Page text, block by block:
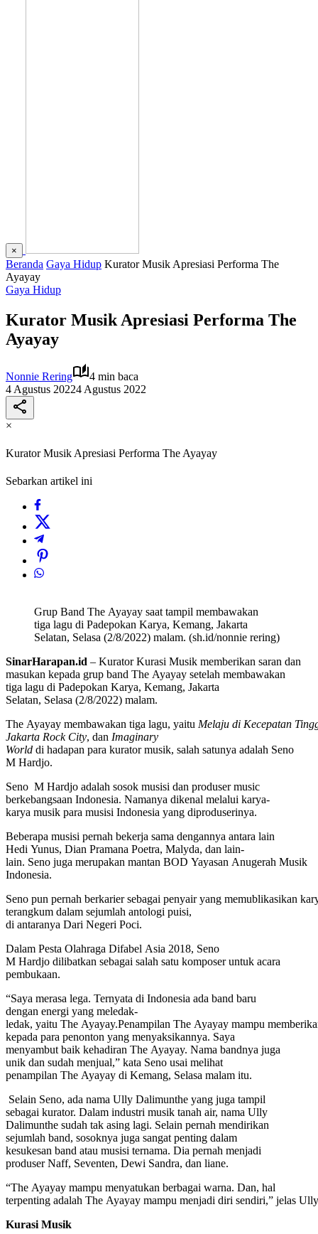
×
Beranda Gaya Hidup Kurator Musik Apresiasi Performa The
Ayayay
Gaya Hidup
Kurator Musik Apresiasi Performa The
Ayayay
Nonnie Rering
4 min baca
4 Agustus 20224 Agustus 2022
×
Kurator Musik Apresiasi Performa The Ayayay
Sebarkan artikel ini
Grup Band The Ayayay saat tampil membawakan
tiga lagu di Padepokan Karya, Kemang, Jakarta
Selatan, Selasa (2/8/2022) malam. (sh.id/nonnie rering)
SinarHarapan.id – Kurator Kurasi Musik memberikan saran dan
masukan kepada grup band The Ayayay setelah membawakan
tiga lagu di Padepokan Karya, Kemang, Jakarta
Selatan, Selasa (2/8/2022) malam.
The Ayayay membawakan tiga lagu, yaitu Melaju di Kecepatan
Jakarta Rock City, dan Imaginary
World di hadapan para kurator musik, salah satunya adalah Seno
M Hardjo.
Seno M Hardjo adalah sosok musisi dan produser music
berkebangsaan Indonesia. Namanya dikenal melalui karya-
karya musik para musisi Indonesia yang diproduserinya.
Beberapa musisi pernah bekerja sama dengannya antara lain
Hedi Yunus, Dian Pramana Poetra, Malyda, dan lain-
lain. Seno juga merupakan mantan BOD Yayasan Anugerah Musik
Indonesia.
Seno pun pernah berkarier sebagai penyair yang memublikasikan
terangkum dalam sejumlah antologi puisi,
di antaranya Dari Negeri Poci.
Dalam Pesta Olahraga Difabel Asia 2018, Seno
M Hardjo dilibatkan sebagai salah satu komposer untuk acara
pembukaan.
“Saya merasa lega. Ternyata di Indonesia ada band baru
dengan energi yang meledak-
ledak, yaitu The Ayayay.Penampilan The Ayayay mampu
kepada para penonton yang menyaksikannya. Saya
menyambut baik kehadiran The Ayayay. Nama bandnya juga
unik dan sudah menjual,” kata Seno usai melihat
penampilan The Ayayay di Kemang, Selasa malam itu.
Selain Seno, ada nama Ully Dalimunthe yang juga tampil
sebagai kurator. Dalam industri musik tanah air, nama Ully
Dalimunthe sudah tak asing lagi. Selain pernah mendirikan
sejumlah band, sosoknya juga sangat penting dalam
kesukesan band atau musisi ternama. Dia pernah menjadi
produser Naff, Seventen, Dewi Sandra, dan liane.
“The Ayayay mampu menyatukan berbagai warna. Dan, hal
terpenting adalah The Ayayay mampu menjadi diri sendiri,” jelas
Kurasi Musik